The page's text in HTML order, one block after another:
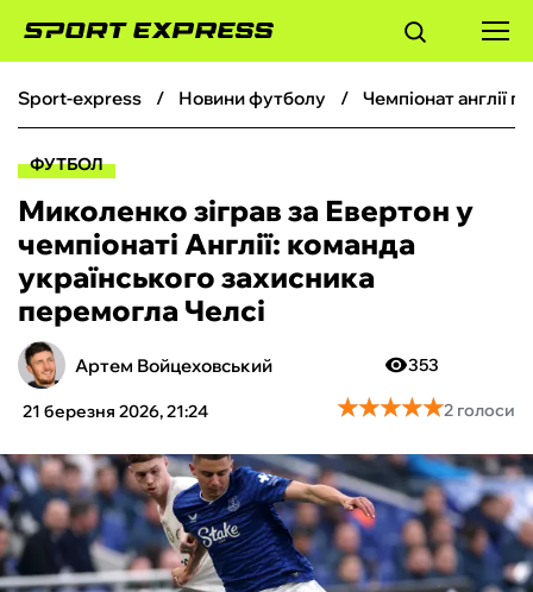
ФУТБОЛ
БОКС
ХОКЕЙ
ТЕНІС
КІБЕРСПОРТ
ЧС-2026
ФУТЗАЛ
sport-express новини футболу чемпіонат англії
ФУТБОЛ
Миколенко зіграв за Евертон у
чемпіонаті Англії: команда
українського захисника
перемогла Челсі
Артем Войцеховський
21 березня 2026, 21:24
353
★★★★★
★★★★★2 голоси